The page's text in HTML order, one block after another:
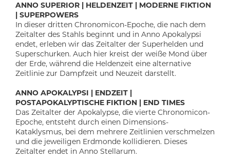
ANNO SUPERIOR | HELDENZEIT | MODERNE FIKTION
| SUPERPOWERS
In dieser dritten Chronomicon-Epoche, die nach dem
Zeitalter des Stahls beginnt und in Anno Apokalypsi
endet, erleben wir das Zeitalter der Superhelden und
Superschurken. Auch hier kreist der weiße Mond über
der Erde, während die Heldenzeit eine alternative
Zeitlinie zur Dampfzeit und Neuzeit darstellt.
ANNO APOKALYPSI | ENDZEIT |
POSTAPOKALYPTISCHE FIKTION | END TIMES
Das Zeitalter der Apokalypse, die vierte Chronomicon-
Epoche, entsteht durch einen Dimensions-
Kataklysmus, bei dem mehrere Zeitlinien verschmelzen
und die jeweiligen Erdmonde kollidieren. Dieses
Zeitalter endet in Anno Stellarum.